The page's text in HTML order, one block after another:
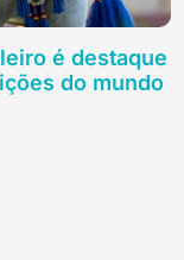
é destaque
do mundo